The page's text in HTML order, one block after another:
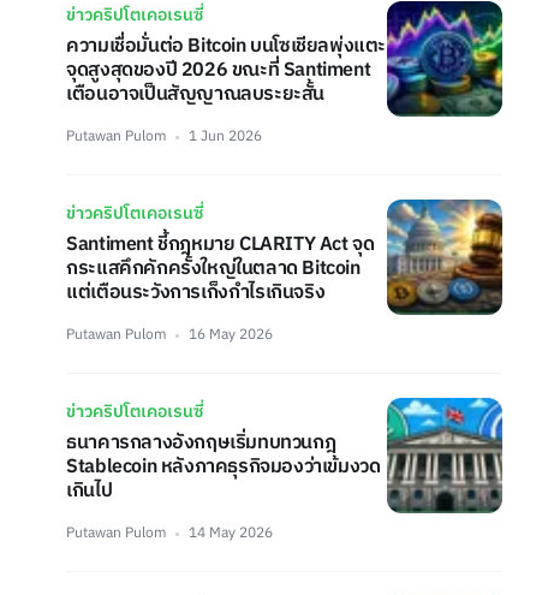
ข่าวคริปโตเคอเรนซี่
ความเชื่อมั่นต่อ Bitcoin บนโซเชียลพุ่งแตะ
จุดสูงสุดของปี 2026 ขณะที่ Santiment
เตือนอาจเป็นสัญญาณลบระยะสั้น
Putawan Pulom 1 Jun 2026
ข่าวคริปโตเคอเรนซี่
Santiment ชี้กฎหมาย CLARITY Act จุด
กระแสคึกคักครั้งใหญ่ในตลาด Bitcoin
แต่เตือนระวังการเก็งกำไรเกินจริง
Putawan Pulom 16 May 2026
ข่าวคริปโตเคอเรนซี่
ธนาคารกลางอังกฤษเริ่มทบทวนกฎ
Stablecoin หลังภาคธุรกิจมองว่าเข้มงวด
เกินไป
Putawan Pulom 14 May 2026